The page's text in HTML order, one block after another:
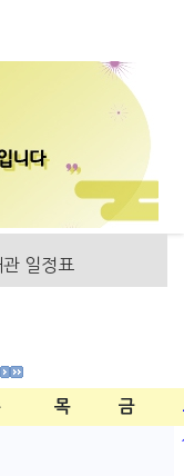
일정표
목 금